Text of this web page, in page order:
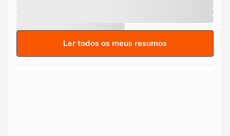
Ler todos os meus resumos